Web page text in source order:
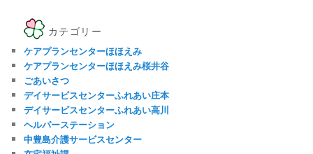
カテゴリー
ケアプランセンターほほえみ
ケアプランセンターほほえみ桜井谷
ごあいさつ
デイサービスセンターふれあい庄本
デイサービスセンターふれあい高川
ヘルパーステーション
中豊島介護サービスセンター